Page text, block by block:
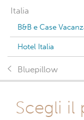
Italia
B&B e Case
Hotel Italia
Bluepillow
Scegli il